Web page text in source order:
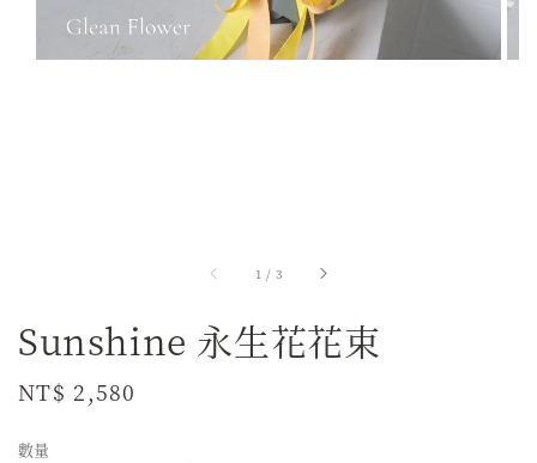
1 / 3
Sunshine 永生花花束
Regular
NT$ 2,580
數量